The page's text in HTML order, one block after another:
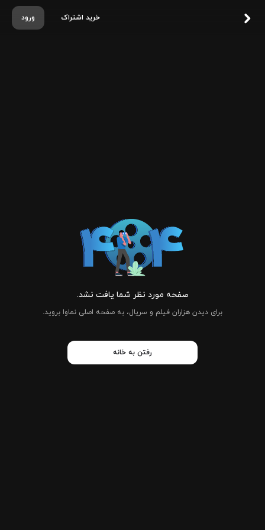
ورود خرید اشتراک
صفحه مورد نظر شما یافت نشد.
برای دیدن هزاران فیلم و سریال، به صفحه اصلی نماوا بروید.
رفتن به خانه